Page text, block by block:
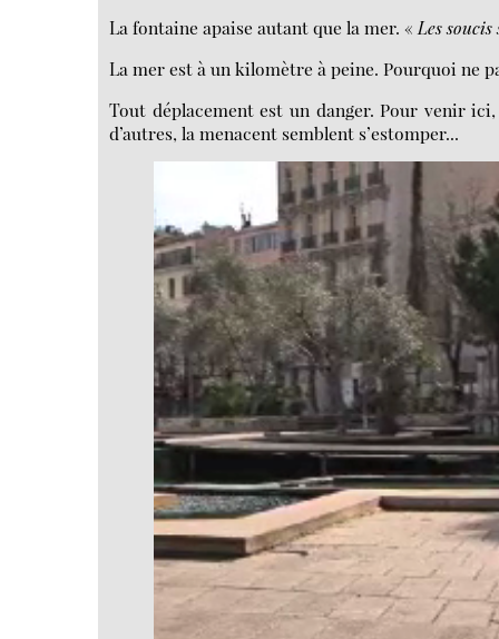
La fontaine apaise autant que la mer. «Les soucis
La mer est à un kilomètre à peine. Pourquoi ne
Tout déplacement est un danger. Pour venir
d’autres, la menacent semblent s’estomper...
Video
Player